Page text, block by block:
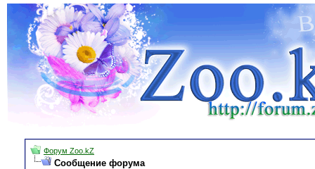
Форум Zoo.kZ
Сообщение форума